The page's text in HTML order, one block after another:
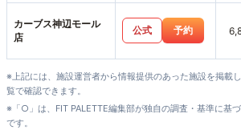
カーブス神辺モール
店
公式 予約
※上記には、施設運営者から情報提供のあった施設を掲載
覧で確認できます。
※「○」は、FIT PALETTE編集部が独自の調査・基準に基
です。